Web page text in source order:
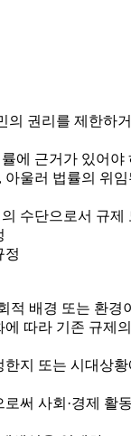
권리를 제한하
에 근거가 있어
울러 법률의 위
수단으로서 규제
정
적 배경 또는 환
따라 기존 규제
지 또는 시대상
써 사회·경제